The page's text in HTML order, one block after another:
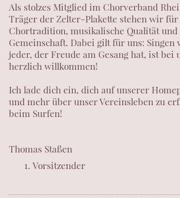
Als stolzes Mitglied im Chorverband
Träger der Zelter-Plakette stehen wir für
Chortradition, musikalische Qualität und
Gemeinschaft. Dabei gilt für uns: Singen
jeder, der Freude am Gesang hat, ist bei
herzlich willkommen!
Ich lade dich ein, dich auf unserer
und mehr über unser Vereinsleben zu
beim Surfen!
Thomas Staßen
Vorsitzender